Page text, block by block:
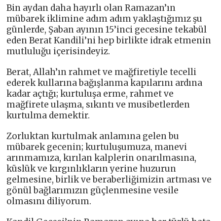
Bin aydan daha hayırlı olan Ramazan’ın
mübarek iklimine adım adım yaklaştığımız şu
günlerde, Şaban ayının 15’inci gecesine tekabül
eden Berat Kandili’ni hep birlikte idrak etmenin
mutluluğu içerisindeyiz.
Berat, Allah’ın rahmet ve mağfiretiyle tecelli
ederek kullarına bağışlanma kapılarını ardına
kadar açtığı; kurtuluşa erme, rahmet ve
mağfirete ulaşma, sıkıntı ve musibetlerden
kurtulma demektir.
Zorluktan kurtulmak anlamına gelen bu
mübarek gecenin; kurtuluşumuza, manevi
arınmamıza, kırılan kalplerin onarılmasına,
küslük ve kırgınlıkların yerine huzurun
gelmesine, birlik ve beraberliğimizin artması ve
gönül bağlarımızın güçlenmesine vesile
olmasını diliyorum.